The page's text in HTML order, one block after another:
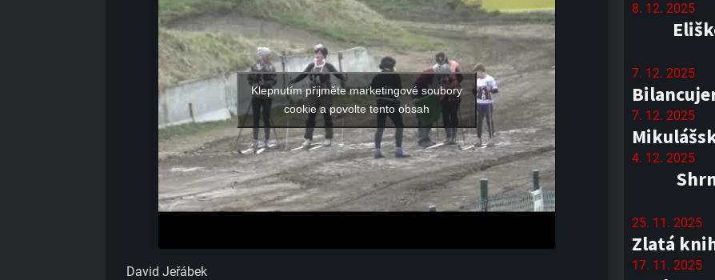
Klepnutím přijměte marketingové soubory
cookie a povolte tento obsah
David Jeřábek
8. 12. 2025
7. 12. 2025
7. 12. 2025
4. 12. 2025
25. 11. 2025
Zlatá
17. 11. 2025